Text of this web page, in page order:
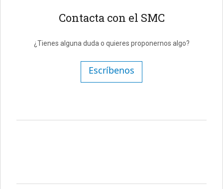
Contacta con el SMC
¿Tienes alguna duda o quieres proponernos algo?
Escríbenos